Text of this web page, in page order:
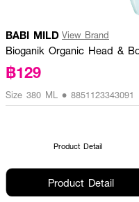
BABI MILD View Brand
Bioganik Organic Head &
฿129
Size 380 ML • 8851123343091
Product Detail
Product Detail